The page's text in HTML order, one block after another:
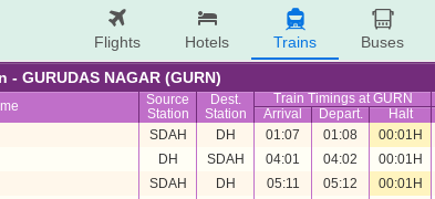
Flights Hotels Trains Buses
GURUDAS NAGAR (GURN)
Source
Station
Dest.
Station
Train Timings at GURN
Arrival Depart. Halt
SDAH DH 01:07 01:08 00:01H
DH SDAH 04:01 04:02 00:01H
SDAH DH 05:11 05:12 00:01H